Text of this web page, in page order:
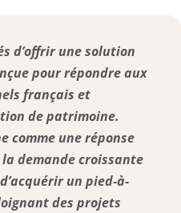
d’offrir une solution
pour répondre aux
français et
de patrimoine.
comme une réponse
demande croissante
un pied-à-
des projets